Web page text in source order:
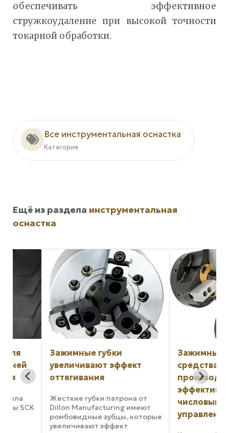
обеспечивать эффективное
стружкоудаление при высокой точности
токарной обработки.
Все инструментальная оснастка
Категория
Ещё из раздела инструментальная
оснастка
Зажимные губки
увеличивают эффект
оттягивания
Жесткие губки патрона от
Dillon Manufacturing имеют
ромбовидные зубцы, которые
увеличивают эффект
Зажимные и
средства
эффективности
числовым
управлением